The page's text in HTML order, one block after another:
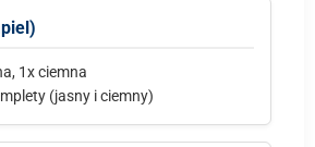
1x ciemna
(jasny i ciemny)